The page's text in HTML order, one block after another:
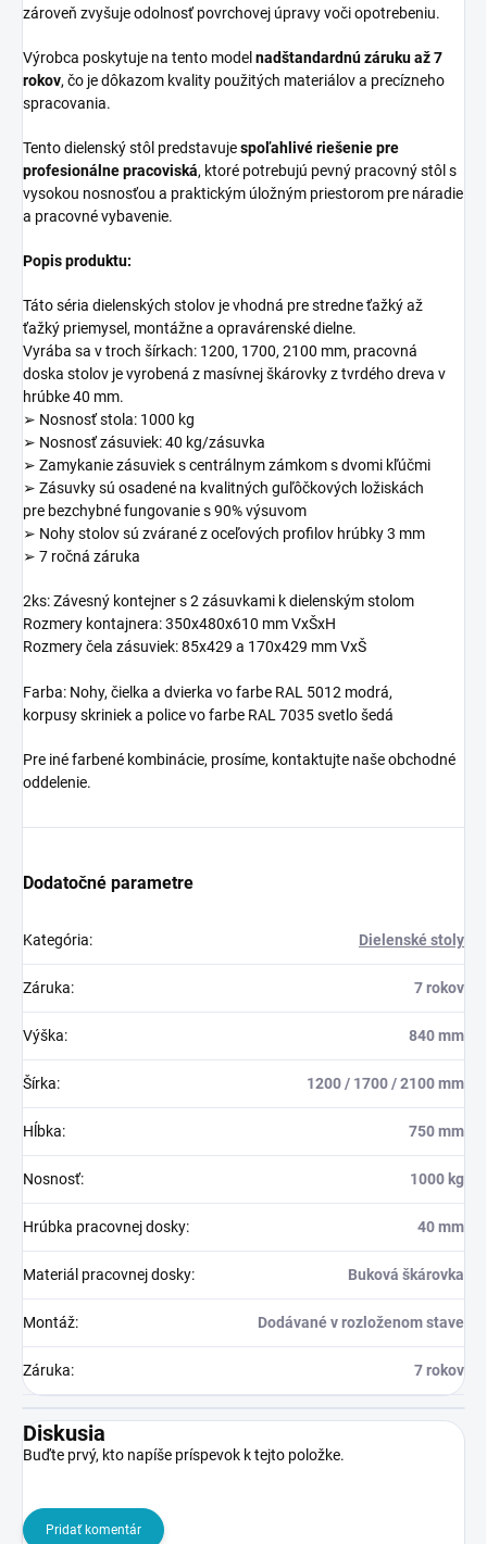
zároveň zvyšuje odolnosť povrchovej úpravy voči opotrebeniu.
Výrobca poskytuje na tento model nadštandardnú záruku až 7
rokov, čo je dôkazom kvality použitých materiálov a precízneho
spracovania.
Tento dielenský stôl predstavujespoľahlivé riešenie pre
profesionálne pracoviská, ktoré potrebujú pevný pracovný stôl s
vysokou nosnosťou a praktickým úložným priestorom pre náradie
a pracovné vybavenie.
Popis produktu:
Táto séria dielenských stolov je vhodná pre stredne ťažký až
ťažký priemysel, montážne a opravárenské dielne.
Vyrába sa v troch šírkach: 1200, 1700, 2100 mm, pracovná
doska stolov je vyrobená z masívnej škárovky z tvrdého dreva v
hrúbke 40 mm.
➢ Nosnosť stola: 1000 kg
➢ Nosnosť zásuviek: 40 kg/zásuvka
➢ Zamykanie zásuviek s centrálnym zámkom s dvomi kľúčmi
➢ Zásuvky sú osadené na kvalitných guľôčkových ložiskách
pre bezchybné fungovanie s 90% výsuvom
➢ Nohy stolov sú zvárané z oceľových profilov hrúbky 3 mm
➢ 7 ročná záruka
2ks: Závesný kontejner s 2 zásuvkami k dielenským stolom
Rozmery kontajnera: 350x480x610 mm VxŠxH
Rozmery čela zásuviek: 85x429 a 170x429 mm VxŠ
Farba: Nohy, čielka a dvierka vo farbe RAL 5012 modrá,
korpusy skriniek a police vo farbe RAL 7035 svetlo šedá
Pre iné farbené kombinácie, prosíme, kontaktujte naše obchodné
oddelenie.
Dodatočné parametre
Kategória: Dielenské stoly
Záruka: 7 rokov
Výška: 840 mm
Šírka: 1200 / 1700 / 2100 mm
Hĺbka: 750 mm
Nosnosť: 1000 kg
Hrúbka pracovnej dosky: 40 mm
Materiál pracovnej dosky: Buková škárovka
Montáž: Dodávané v rozloženom stave
Záruka: 7 rokov
Diskusia
Buďte prvý, kto napíše príspevok k tejto položke.
Pridať komentár